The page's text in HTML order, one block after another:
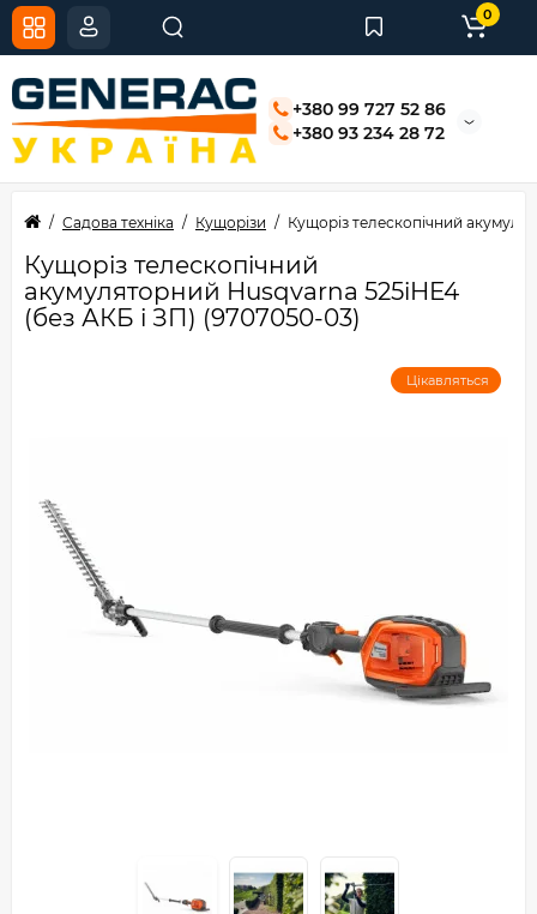
+380 99 727 52 86
+380 93 234 28 72
0
Садова техніка Кущорізи Кущоріз телескопічний
Кущоріз телескопічний
акумуляторний Husqvarna 525iHE4
(без АКБ і ЗП) (9707050-03)
Цікавляться